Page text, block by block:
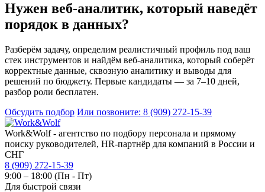
Нужен веб-аналитик, который наведёт
порядок в данных?
Разберём задачу, определим реалистичный профиль под ваш
стек инструментов и найдём веб-аналитика, который соберёт
корректные данные, сквозную аналитику и выводы для
решений по бюджету. Первые кандидаты — за 7–10 дней,
разбор роли бесплатен.
Обсудить подбор Или позвоните: 8 (909) 272-15-39
Work&Wolf - агентство по подбору персонала и прямому
поиску руководителей, HR-партнёр для компаний в России и
СНГ
8 (909) 272-15-39
9:00 – 18:00 (Пн - Пт)
Для быстрой связи